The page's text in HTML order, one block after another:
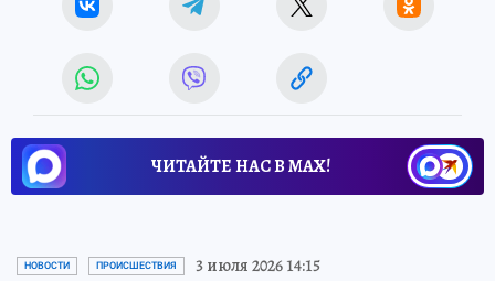
ЧИТАЙТЕ НАС В МАХ!
НОВОСТИ ПРОИСШЕСТВИЯ 3 июля 2026 14:15